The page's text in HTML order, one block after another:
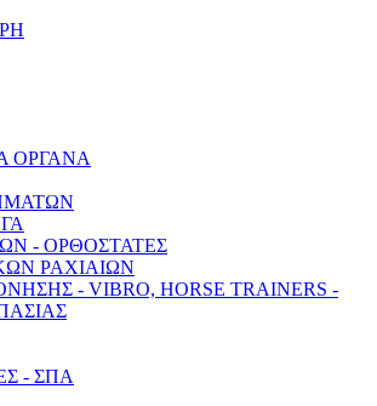
ΟΡΓΑΝΑ
- ΟΡΘΟΣΤΑΤΕΣ
ΡΑΧΙΑΙΩΝ
- VIBRO, HORSE TRAINERS -
- ΣΠΑ